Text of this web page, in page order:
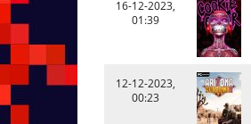
16-12-2023,
01:39
12-12-2023,
00:23